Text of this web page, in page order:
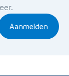
Aanmelden